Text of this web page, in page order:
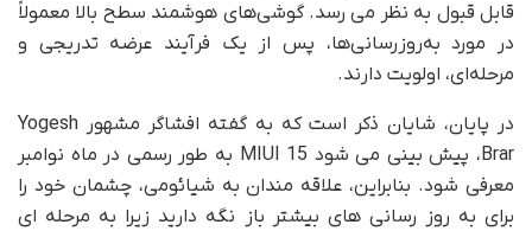
قابل قبول به نظر می رسد. گوشی‌های هوشمند سطح بالا معمولاً
در مورد به‌روزرسانی‌ها، پس از یک فرآیند عرضه تدریجی و
مرحله‌ای، اولویت دارند.
در پایان، شایان ذکر است که به گفته افشاگر مشهور Yogesh
Brar، پیش بینی می شود MIUI 15 به طور رسمی در ماه نوامبر
معرفی شود. بنابراین، علاقه مندان به شیائومی، چشمان خود را
برای به روز رسانی های بیشتر باز نگه دارید زیرا به مرحله ای